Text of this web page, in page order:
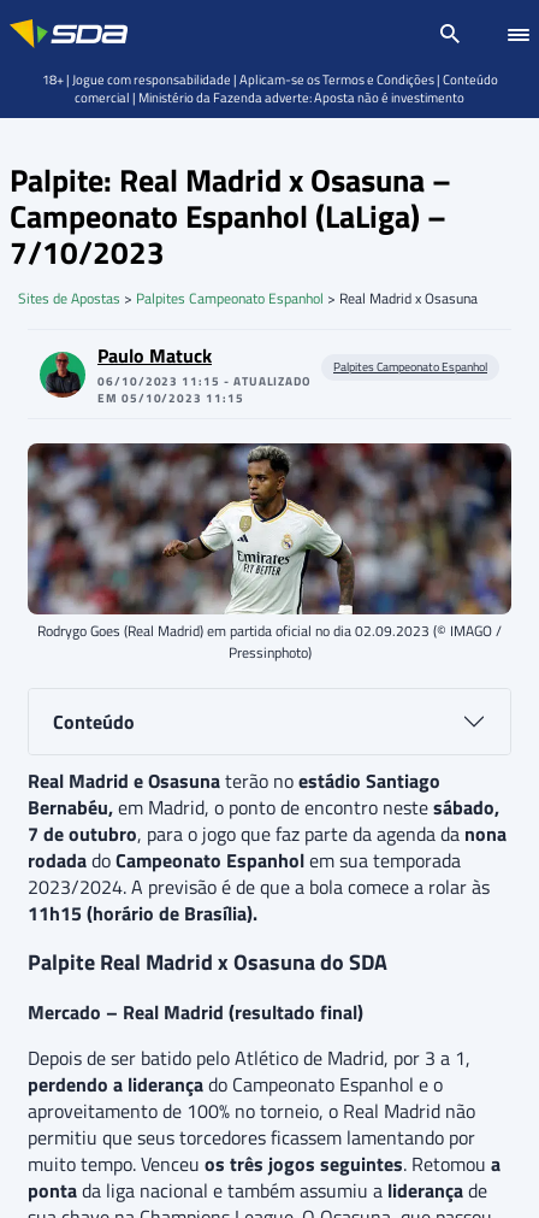
Palpite: Real Madrid x Osasuna –
Campeonato Espanhol (LaLiga) –
7/10/2023
Sites de Apostas > Palpites Campeonato Espanhol > Real Madrid x Osasuna
Paulo Matuck
06/10/2023 11:15 - ATUALIZADO
EM 05/10/2023 11:15
Palpites Campeonato Espanhol
Rodrygo Goes (Real Madrid) em partida oficial no dia 02.09.2023 (© IMAGO /
Pressinphoto)
Conteúdo
Real Madrid e Osasunaterão noestádio Santiago
Bernabéu,em Madrid, o ponto de encontro nestesábado,
7 de outubro, para o jogo que faz parte da agenda da nona
rodadadoCampeonato Espanholem sua temporada
2023/2024. A previsão é de que a bola comece a rolar às
11h15 (horário de Brasília).
Palpite Real Madrid x Osasuna do SDA
Mercado – Real Madrid (resultado final)
Depois de ser batido pelo Atlético de Madrid, por 3 a 1,
perdendo a liderançado Campeonato Espanhol e o
aproveitamento de 100% no torneio, o Real Madrid não
permitiu que seus torcedores ficassem lamentando por
muito tempo. Venceu os três jogos seguintes. Retomou a
pontada liga nacional e também assumiu a liderançade
18+ | Jogue com responsabilidade | Aplicam-se os Termos e Condições | Conteúdo
comercial | Ministério da Fazenda adverte: Aposta não é investimento